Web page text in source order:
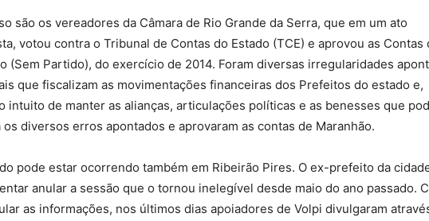
são os vereadores da Câmara de Rio Grande da Serra, que em um ato
votou contra o Tribunal de Contas do Estado (TCE) e aprovou as Contas
(Sem Partido), do exercício de 2014. Foram diversas irregularidades
que fiscalizam as movimentações financeiras dos Prefeitos do estado e,
intuito de manter as alianças, articulações políticas e as benesses que
diversos erros apontados e aprovaram as contas de Maranhão.
pode estar ocorrendo também em Ribeirão Pires. O ex-prefeito da
anular a sessão que o tornou inelegível desde maio do ano passado.
as informações, nos últimos dias apoiadores de Volpi divulgaram